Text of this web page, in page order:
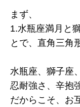
まず、
1.水瓶座満月と
とで、直角三角
水瓶座、獅子座
忍耐強さ、辛抱
だからこそ、お